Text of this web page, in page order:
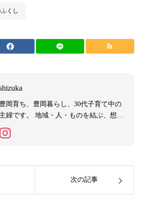
くし
豊岡育ち、豊岡暮らし、30代子育て中の
主婦です。 地域・人・ものを結ぶ、想い
をカタチにする。 そんな活動を中心に、
楽しいことを拾って生きています！（ラ
次の記事